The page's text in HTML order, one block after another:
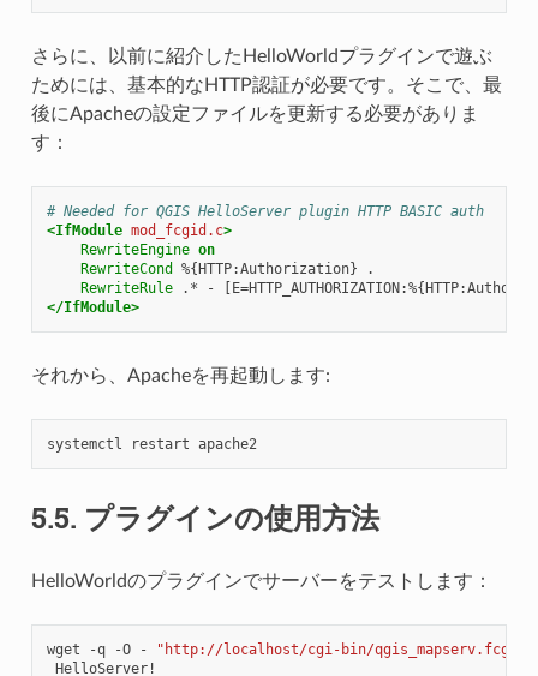
さらに、以前に紹介したHelloWorldプラグインで遊ぶ
ためには、基本的なHTTP認証が必要です。そこで、最
後にApacheの設定ファイルを更新する必要がありま
す：
# Needed for QGIS HelloServer plugin HTTP BASIC auth
<IfModule mod_fcgid.c>
RewriteEngine on
RewriteCond
%{HTTP:Authorization}
RewriteRule
.*
-
</IfModule>
それから、Apacheを再起動します:
systemctl restart apache2
5.5. プラグインの使用方法
HelloWorldのプラグインでサーバーをテストします：
wget -q -O -
"http://localhost/cgi-bin/